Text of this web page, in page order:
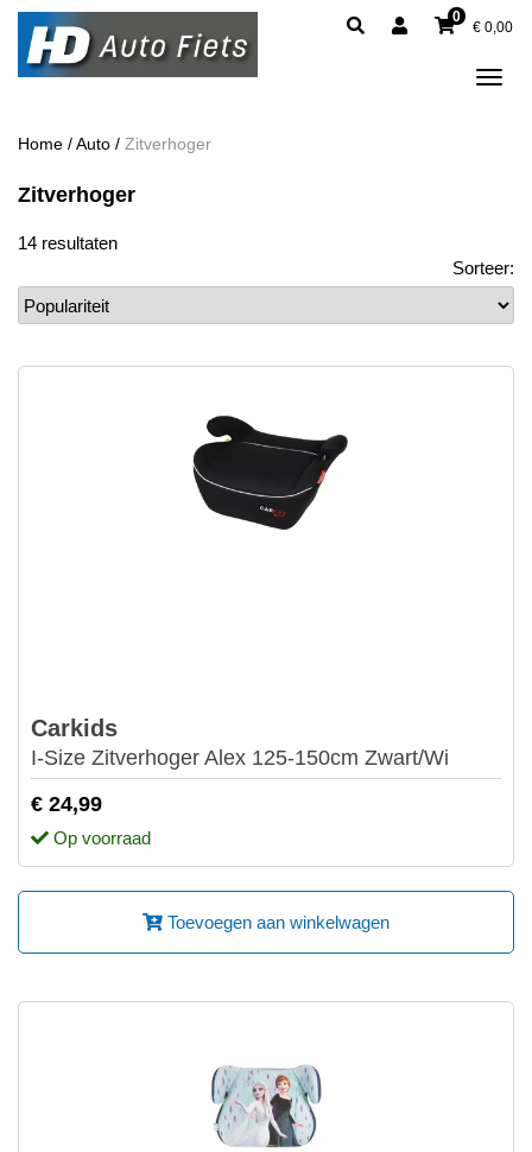
0
€ 0,00
Home /Auto / Zitverhoger
Zitverhoger
14 resultaten
Sorteer:
Carkids
I-Size Zitverhoger Alex 125-150cm Zwart/Wi
€ 24,99
Op voorraad
Toevoegen aan winkelwagen